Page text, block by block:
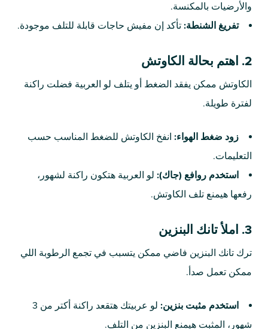
والأرضيات بالمكنسة.
تفريغ الشنطة:تأكد إن مفيش حاجات قابلة للتلف موجودة.
2. اهتم بحالة الكاوتش
الكاوتش ممكن يفقد الضغط أو يتلف لو العربية فضلت راكنة
لفترة طويلة.
زود ضغط الهواء:انفخ الكاوتش للضغط المناسب حسب
التعليمات.
استخدم روافع (جاك):لو العربية هتكون راكنة لشهور،
رفعها هيمنع تلف الكاوتش.
3. املأ تانك البنزين
ترك تانك البنزين فاضي ممكن يتسبب في تجمع الرطوبة اللي
ممكن تعمل صدأ.
استخدم مثبت بنزين:
لو عربيتك هتقعد راكنة أكتر من 3
شهور، المثبت هيمنع البنزين من التلف.